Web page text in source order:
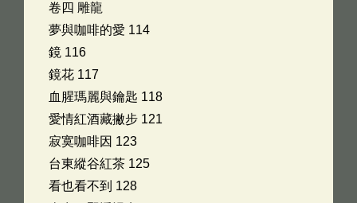
卷四 雕龍
夢與咖啡的愛 114
鏡 116
鏡花 117
血腥瑪麗與鑰匙 118
愛情紅酒藏撇步 121
寂寞咖啡因 123
台東縱谷紅茶 125
看也看不到 128